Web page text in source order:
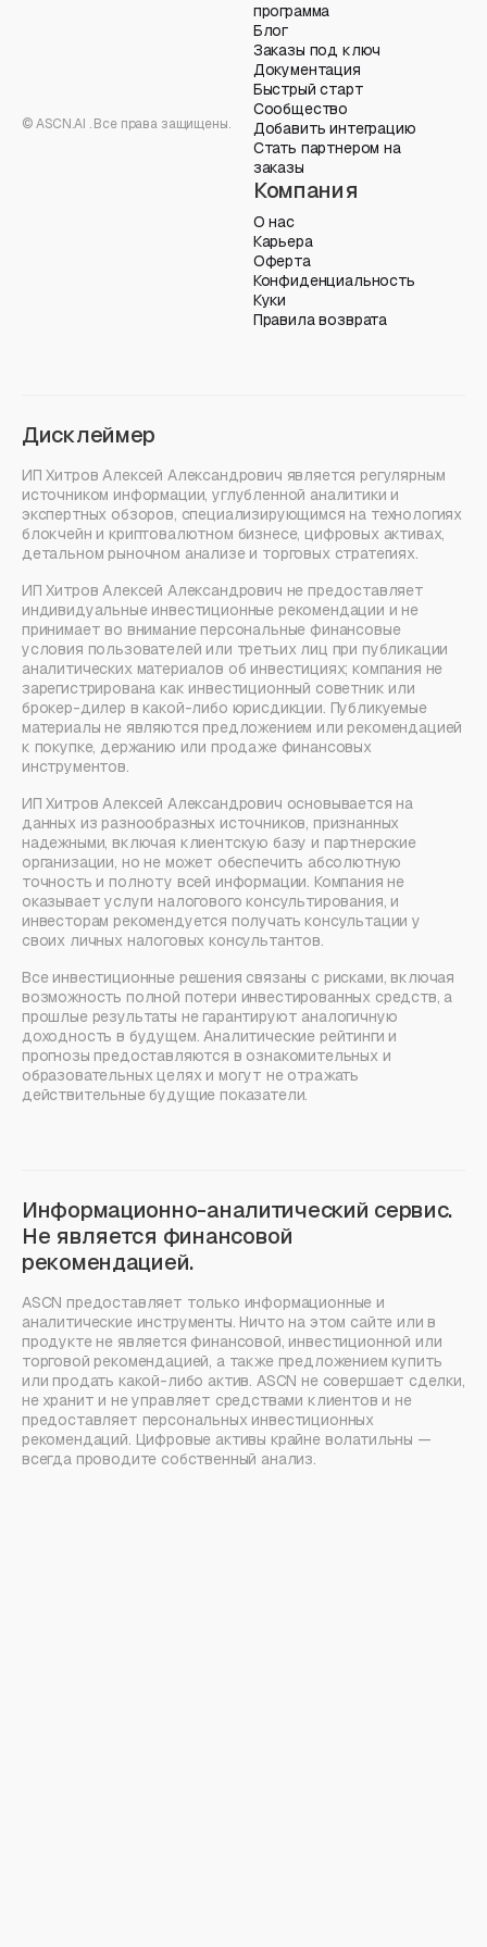
© ASCN.AI . Все права защищены.
программа
Блог
Заказы под ключ
Документация
Быстрый старт
Сообщество
Добавить интеграцию
Стать партнером на
заказы
Компания
О нас
Карьера
Оферта
Конфиденциальность
Куки
Правила возврата
Дисклеймер
ИП Хитров Алексей Александрович является регулярным
источником информации, углубленной аналитики и
экспертных обзоров, специализирующимся на технологиях
блокчейн и криптовалютном бизнесе, цифровых активах,
детальном рыночном анализе и торговых стратегиях.
ИП Хитров Алексей Александрович не предоставляет
индивидуальные инвестиционные рекомендации и не
принимает во внимание персональные финансовые
условия пользователей или третьих лиц при публикации
аналитических материалов об инвестициях; компания не
зарегистрирована как инвестиционный советник или
брокер-дилер в какой-либо юрисдикции. Публикуемые
материалы не являются предложением или рекомендацией
к покупке, держанию или продаже финансовых
инструментов.
ИП Хитров Алексей Александрович основывается на
данных из разнообразных источников, признанных
надежными, включая клиентскую базу и партнерские
организации, но не может обеспечить абсолютную
точность и полноту всей информации. Компания не
оказывает услуги налогового консультирования, и
инвесторам рекомендуется получать консультации у
своих личных налоговых консультантов.
Все инвестиционные решения связаны с рисками, включая
возможность полной потери инвестированных средств, а
прошлые результаты не гарантируют аналогичную
доходность в будущем. Аналитические рейтинги и
прогнозы предоставляются в ознакомительных и
образовательных целях и могут не отражать
действительные будущие показатели.
Информационно-аналитический сервис.
Не является финансовой
рекомендацией.
ASCN предоставляет только информационные и
аналитические инструменты. Ничто на этом сайте или в
продукте не является финансовой, инвестиционной или
торговой рекомендацией, а также предложением купить
или продать какой-либо актив. ASCN не совершает сделки,
не хранит и не управляет средствами клиентов и не
предоставляет персональных инвестиционных
рекомендаций. Цифровые активы крайне волатильны —
всегда проводите собственный анализ.